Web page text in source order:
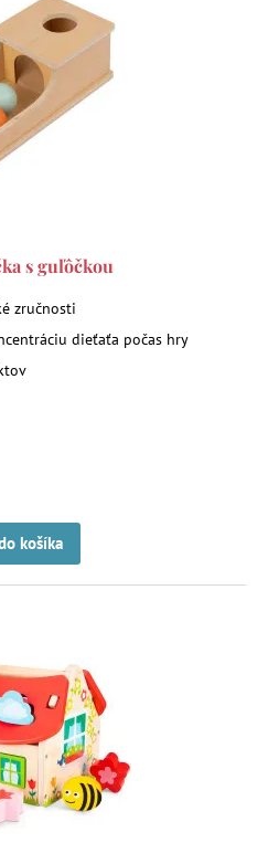
s guľôčkou
zručnosti
dieťaťa počas hry
košíka